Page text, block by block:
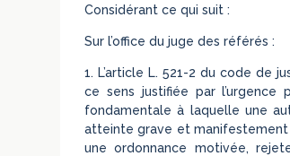
Considérant ce qui suit :
Sur l’office du juge des référés :
1. L’article L. 521-2 du code de
ce sens justifiée par l’urgence
fondamentale à laquelle une
atteinte grave et manifestement
une ordonnance motivée,